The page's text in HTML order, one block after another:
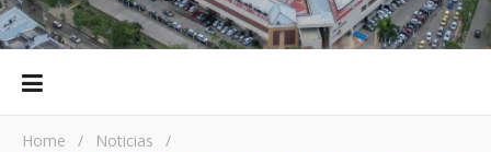
Home / Noticias
/